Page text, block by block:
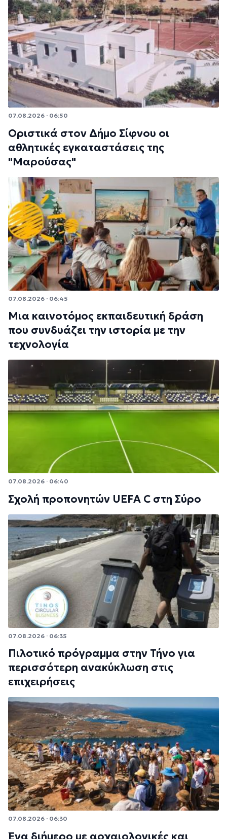
07.08.2026 · 06:50
Οριστικά στον Δήμο Σίφνου οι
αθλητικές εγκαταστάσεις της
"Μαρούσας"
07.08.2026 · 06:45
Μια καινοτόμος εκπαιδευτική δράση
που συνδυάζει την ιστορία με την
τεχνολογία
07.08.2026 · 06:40
Σχολή προπονητών UEFA C στη Σύρο
07.08.2026 · 06:35
Πιλοτικό πρόγραμμα στην Τήνο για
περισσότερη ανακύκλωση στις
επιχειρήσεις
07.08.2026 · 06:30
Ένα διήμερο με αρχαιολογικές και